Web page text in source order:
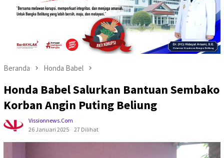
Beranda Honda Babel
Honda Babel Salurkan Bantuan Sembako
Korban Angin Puting Beliung
Vissionnews.com
26 Januari 2025
27 Dilihat